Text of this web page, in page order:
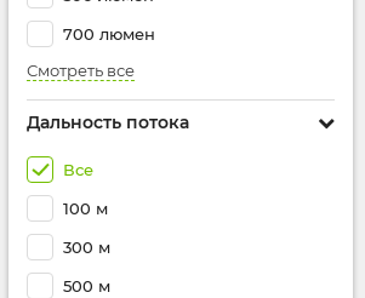
700 люмен
Смотреть все
Дальность потока
Все
100 м
300 м
500 м